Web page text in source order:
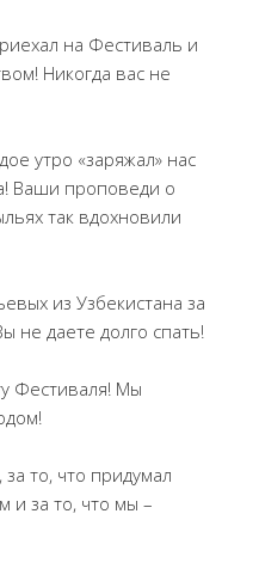
на Фестиваль и
Никогда вас не
утро «заряжал» нас
Ваши проповеди о
так вдохновили
из Узбекистана за
не даете долго спать!
Фестиваля! Мы
то, что придумал
и за то, что мы –